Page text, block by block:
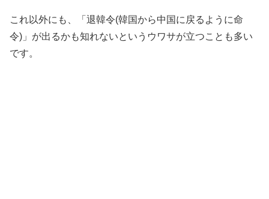
これ以外にも、「退韓令(韓国から中国に戻るように命
令)」が出るかも知れないというウワサが立つことも多い
です。